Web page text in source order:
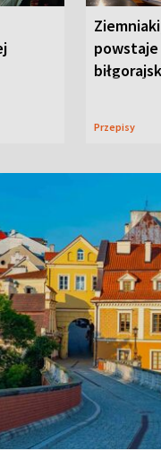
powstaje
Przepisy